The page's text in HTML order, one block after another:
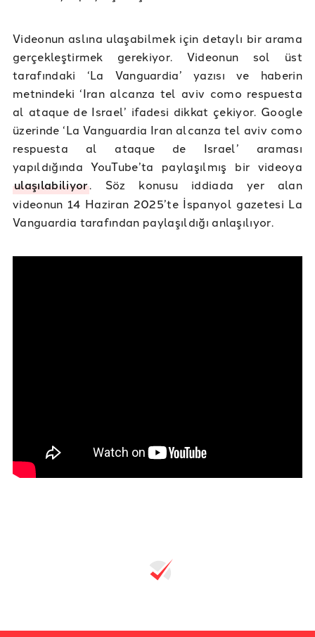
Videonun aslına ulaşabilmek için detaylı bir arama
gerçekleştirmek gerekiyor. Videonun sol üst
tarafındaki ‘La Vanguardia’ yazısı ve haberin
metnindeki ‘Iran alcanza tel aviv como respuesta
al ataque de Israel’ ifadesi dikkat çekiyor. Google
üzerinde ‘La Vanguardia Iran alcanza tel aviv como
respuesta al ataque de Israel’ araması
yapıldığında YouTube’ta paylaşılmış bir videoya
ulaşılabiliyor. Söz konusu iddiada yer alan
videonun 14 Haziran 2025’te İspanyol gazetesi La
Vanguardia tarafından paylaşıldığı anlaşılıyor.